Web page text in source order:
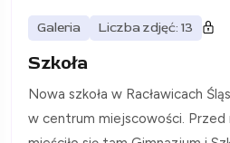
Galeria Liczba zdjęć: 13
Szkoła
Nowa szkoła w Racławicach
w centrum miejscowości.